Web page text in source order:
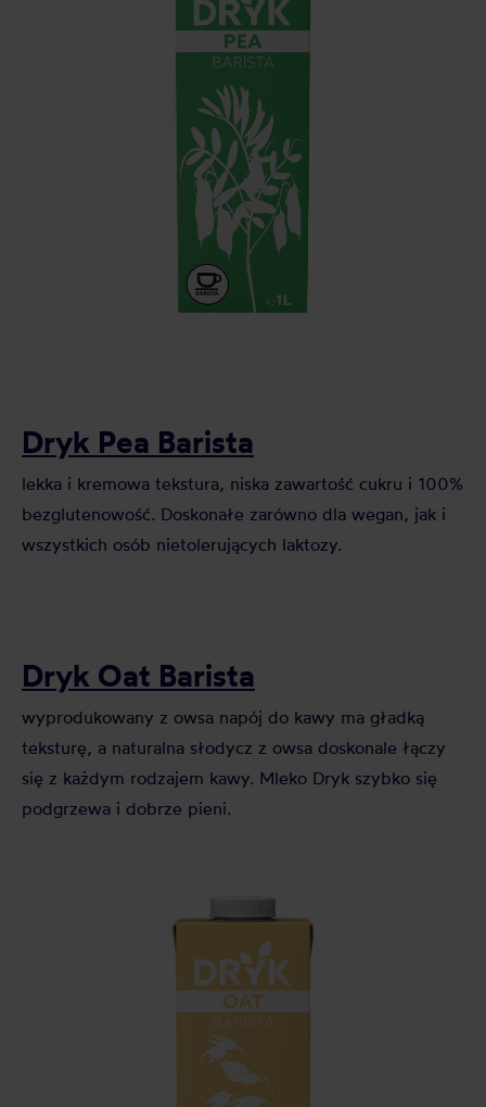
Dryk Pea Barista
lekka i kremowa tekstura, niska zawartość cukru i 100%
bezglutenowość. Doskonałe zarówno dla wegan, jak i
wszystkich osób nietolerujących laktozy.
Dryk Oat Barista
wyprodukowany z owsa napój do kawy ma gładką
teksturę, a naturalna słodycz z owsa doskonale łączy
się z każdym rodzajem kawy. Mleko Dryk szybko się
podgrzewa i dobrze pieni.